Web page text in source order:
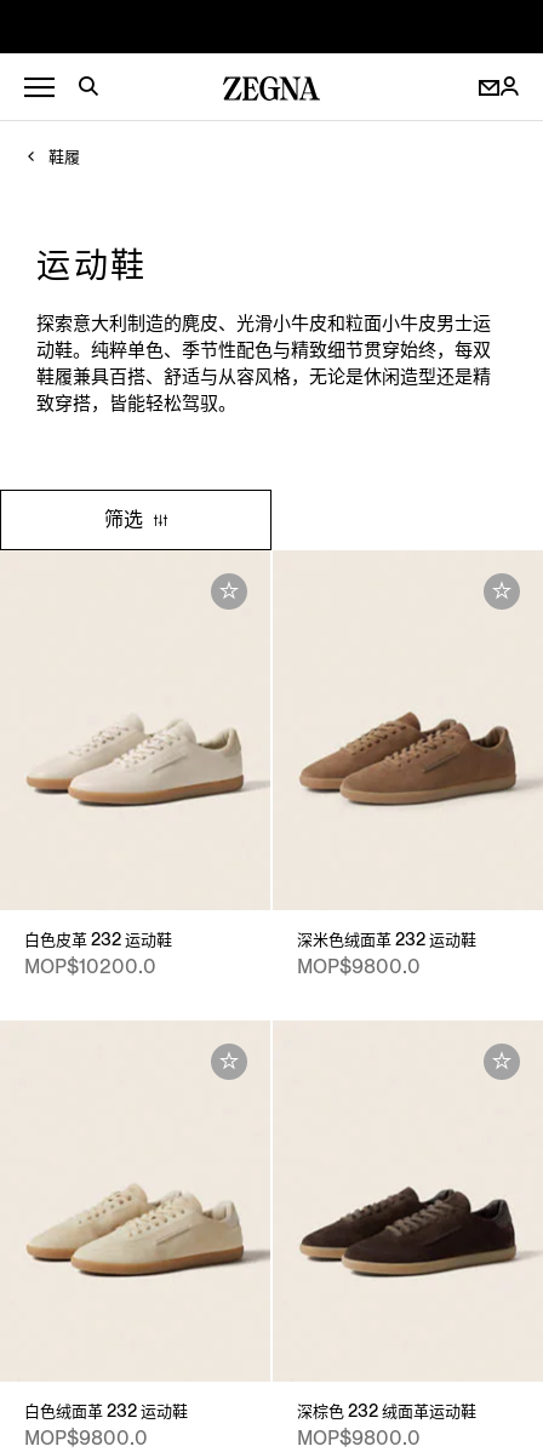
鞋履
运动鞋
探索意大利制造的麂皮、光滑小牛皮和粒面小牛皮男士运
动鞋。纯粹单色、季节性配色与精致细节贯穿始终，每双
鞋履兼具百搭、舒适与从容风格，无论是休闲造型还是精
致穿搭，皆能轻松驾驭。
筛选
白色皮革 232 运动鞋
MOP$10200.0
深米色绒面革 232 运动鞋
MOP$9800.0
白色绒面革 232 运动鞋
MOP$9800.0
深棕色 232 绒面革运动鞋
MOP$9800.0